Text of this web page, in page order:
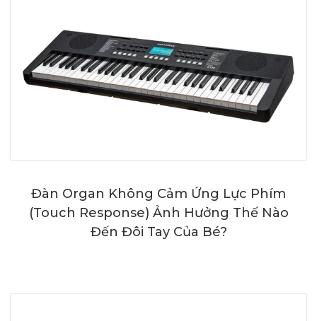
Đàn Organ Không Cảm Ứng Lực Phím
(Touch Response) Ảnh Hưởng Thế Nào
Đến Đôi Tay Của Bé?